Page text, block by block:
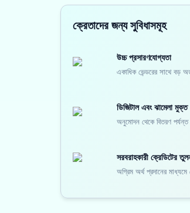
ক্রেতাদের জন্য সুবিধাসমূহ
উচ্চ প্রসারণযোগ্যতা
একাধিক ভেন্ডরের সাথে বড়
ডিজিটাল এবং ঝামেলা মুক্ত
অনুমোদন থেকে বিতরণ
সরবরাহকারী ক্রেডিটের
অগ্রিম অর্থ প্রদানের মাধ্যমে